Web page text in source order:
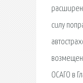
расширен
силу
ОСАГО в